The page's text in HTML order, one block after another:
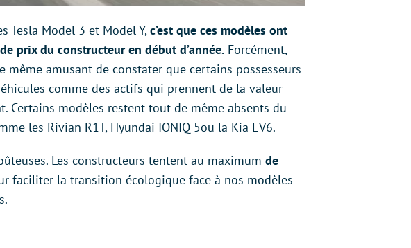
Tesla Model 3 et Model Y, c’est que ces modèles ont
prix du constructeur en début d’année. Forcément,
amusant de constater que certains possesseurs
comme des actifs qui prennent de la valeur
Certains modèles restent tout de même absents du
les Rivian R1T, Hyundai IONIQ 5ou la Kia EV6.
Les constructeurs tentent au maximum de
faciliter la transition écologique face à nos modèles